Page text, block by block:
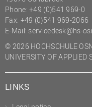
Phone: +49 (0)541 969-0
Fax: +49 (0)541 969-2066
E-Mail: servicedesk@hs-
© 2026 HOCHSCHULE
UNIVERSITY OF APPLIED
LINKS